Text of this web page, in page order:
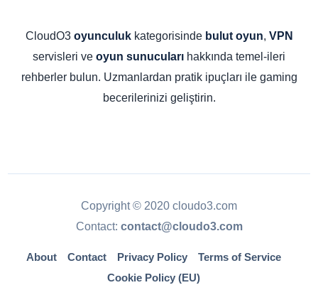
CloudO3 oyunculukkategorisinde bulut oyun, VPN
servisleri ve oyun sunucuları hakkında temel-ileri
rehberler bulun. Uzmanlardan pratik ipuçları ile gaming
becerilerinizi geliştirin.
Copyright © 2020 cloudo3.com
Contact: contact@cloudo3.com
About Contact Privacy Policy
Terms of Service
Cookie Policy (EU)